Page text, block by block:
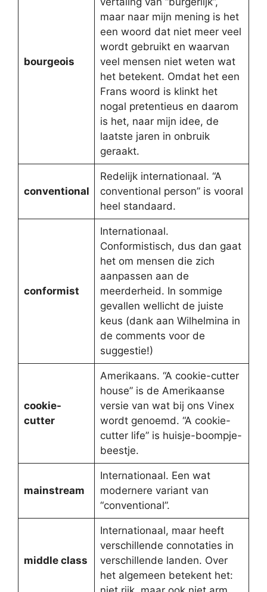
bourgeois
maar naar mijn mening is het
een woord dat niet meer veel
wordt gebruikt en waarvan
veel mensen niet weten wat
het betekent. Omdat het een
Frans woord is klinkt het
nogal pretentieus en daarom
is het, naar mijn idee, de
laatste jaren in onbruik
geraakt.
conventional
Redelijk internationaal. “A
conventional person” is vooral
heel standaard.
conformist
Internationaal.
Conformistisch, dus dan gaat
het om mensen die zich
aanpassen aan de
meerderheid. In sommige
gevallen wellicht de juiste
keus (dank aan Wilhelmina in
de comments voor de
suggestie!)
cookie-
cutter
Amerikaans. “A cookie-cutter
house” is de Amerikaanse
versie van wat bij ons Vinex
wordt genoemd. “A cookie-
cutter life” is huisje-boompje-
beestje.
mainstream
Internationaal. Een wat
modernere variant van
“conventional”.
middle class
Internationaal, maar heeft
verschillende connotaties in
verschillende landen. Over
het algemeen betekent het: